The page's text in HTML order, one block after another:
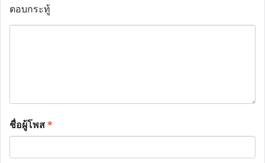
ตอบกระทู้
ชื่อผู้โพส*